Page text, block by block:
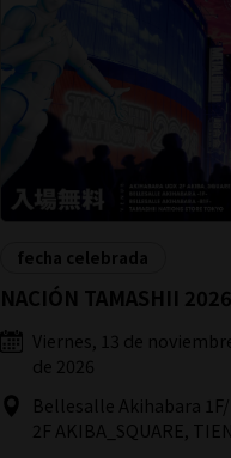
NACIÓN TAMASHII 2026
fecha celebrada
Viernes, 13 de
de 2026
Bellesalle Akihabara
2F AKIBA_SQUARE,